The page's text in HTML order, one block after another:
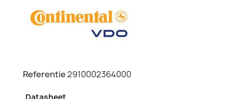
Referentie2910002364000